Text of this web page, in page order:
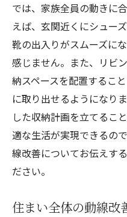
では、家族全員の動きに
えば、玄関近くにシュー
靴の出入りがスムーズに
感じません。また、リビ
納スペースを配置するこ
に取り出せるようになり
した収納計画を立てるこ
適な生活が実現できるの
線改善についてお伝えす
ださい。
住まい全体の動線改